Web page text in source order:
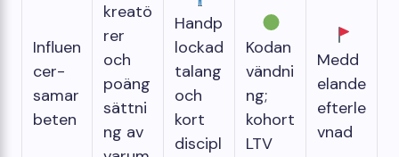
Influen
cer-
samar
beten
kreatö
rer
och
poäng
sättni
ng av
Handp
lockad
talang
och
kort
discipl
Kodan
vändni
ng;
kohort
LTV
Medd
elande
efterle
vnad